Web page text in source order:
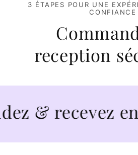
3 ÉTAPES POUR UNE
CONFIANCE
reception
recevez en